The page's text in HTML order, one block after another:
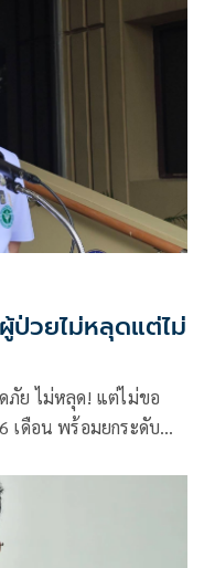
ป่วยไม่หลุดแต่ไม่
ภัย ไม่หลุด! แต่ไม่ขอ
เดือน พร้อมยกระดับ